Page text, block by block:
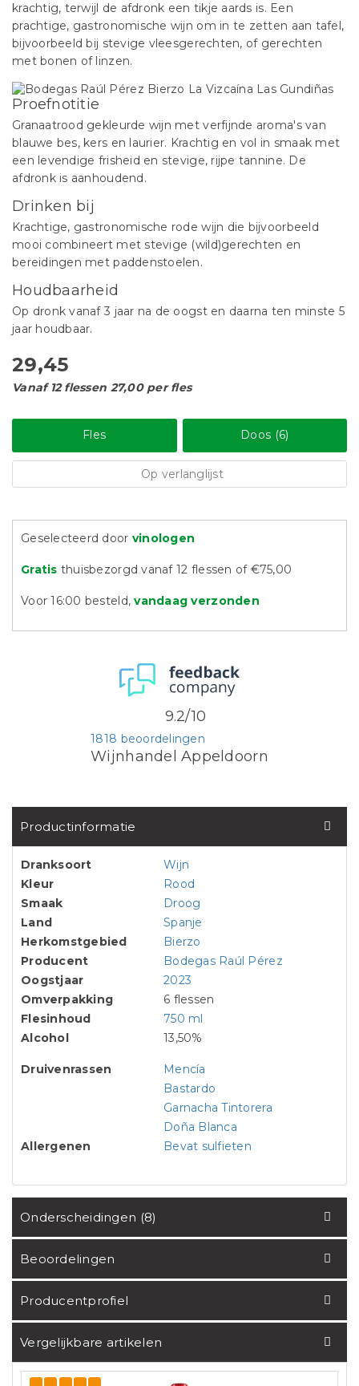
krachtig, terwijl de afdronk een tikje aards is. Een
prachtige, gastronomische wijn om in te zetten aan tafel,
bijvoorbeeld bij stevige vleesgerechten, of gerechten
met bonen of linzen.
Proefnotitie
Granaatrood gekleurde wijn met verfijnde aroma's van
blauwe bes, kers en laurier. Krachtig en vol in smaak met
een levendige frisheid en stevige, rijpe tannine. De
afdronk is aanhoudend.
Drinken bij
Krachtige, gastronomische rode wijn die bijvoorbeeld
mooi combineert met stevige (wild)gerechten en
bereidingen met paddenstoelen.
Houdbaarheid
Op dronk vanaf 3 jaar na de oogst en daarna ten minste 5
jaar houdbaar.
29,45
Vanaf 12 flessen 27,00 per fles
Fles Doos (6)
Op verlanglijst
Geselecteerd door vinologen
Gratis thuisbezorgd vanaf 12 flessen of €75,00
Voor 16:00 besteld,vandaag verzonden
Wijnhandel Appeldoorn
1818 beoordelingen
9.2/10
Productinformatie
Dranksoort
Wijn
Kleur
Rood
Smaak
Droog
Land
Spanje
Herkomstgebied
Bierzo
Producent
Bodegas Raúl Pérez
Oogstjaar
2023
Omverpakking
6 flessen
Flesinhoud
750 ml
Alcohol
13,50%
Druivenrassen
Mencía
Bastardo
Garnacha Tintorera
Doña Blanca
Allergenen
Bevat sulfieten
Onderscheidingen (8)
Beoordelingen
Producentprofiel
Vergelijkbare artikelen